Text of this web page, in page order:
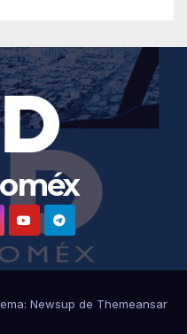
Newsup de Themeansar